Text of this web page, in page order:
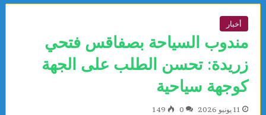
أخبار
مندوب السياحة بصفاقس فتحي
زريدة: تحسن الطلب على الجهة
كوجهة سياحية
11 يونيو 2026 0
149